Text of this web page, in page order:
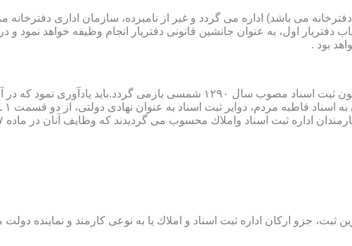
دفترخانه می باشد) اداره می گردد و غیر از نامبرده، سازمان اداری
دفتریار اول، به عنوان جانشین قانونی دفتریار انجام وظیفه خواهد نمود
بود .
نطفه اولیه و ابتدایی شكل گیری مركزیتی جهت ثبت رسمی اسناد مراجعان، به قانون ثبت اسناد
واملاك محسوب می گردیدند كه وظایف آنان در ماده ۴۷ قانون مرقوم،اینچنین تبیین شده بود .
جزو اركان اداره ثبت اسناد و املاك یا به نوعی كارمند و نماینده